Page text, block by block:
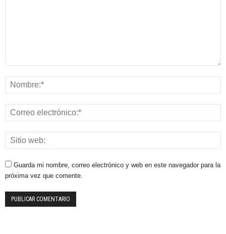
Guarda mi nombre, correo electrónico y web en este navegador para la
próxima vez que comente.